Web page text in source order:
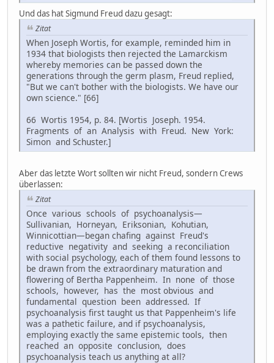
Und das hat Sigmund Freud dazu gesagt:
Zitat
When Joseph Wortis, for example, reminded him in
1934 that biologists then rejected the Lamarckism
whereby memories can be passed down the
generations through the germ plasm, Freud replied,
"But we can't bother with the biologists. We have our
own science." [66]
66 Wortis 1954, p. 84. [Wortis Joseph. 1954.
Fragments of an Analysis with Freud. New York:
Simon and Schuster.]
Aber das letzte Wort sollten wir nicht Freud, sondern Crews
überlassen:
Zitat
Once various schools of psychoanalysis—
Sullivanian, Horneyan, Eriksonian, Kohutian,
Winnicottian—began chafing against Freud's
reductive negativity and seeking a reconciliation
with social psychology, each of them found lessons to
be drawn from the extraordinary maturation and
flowering of Bertha Pappenheim. In none of those
schools, however, has the most obvious and
fundamental question been addressed. If
psychoanalysis first taught us that Pappenheim's life
was a pathetic failure, and if psychoanalysis,
employing exactly the same epistemic tools, then
reached an opposite conclusion, does
psychoanalysis teach us anything at all?